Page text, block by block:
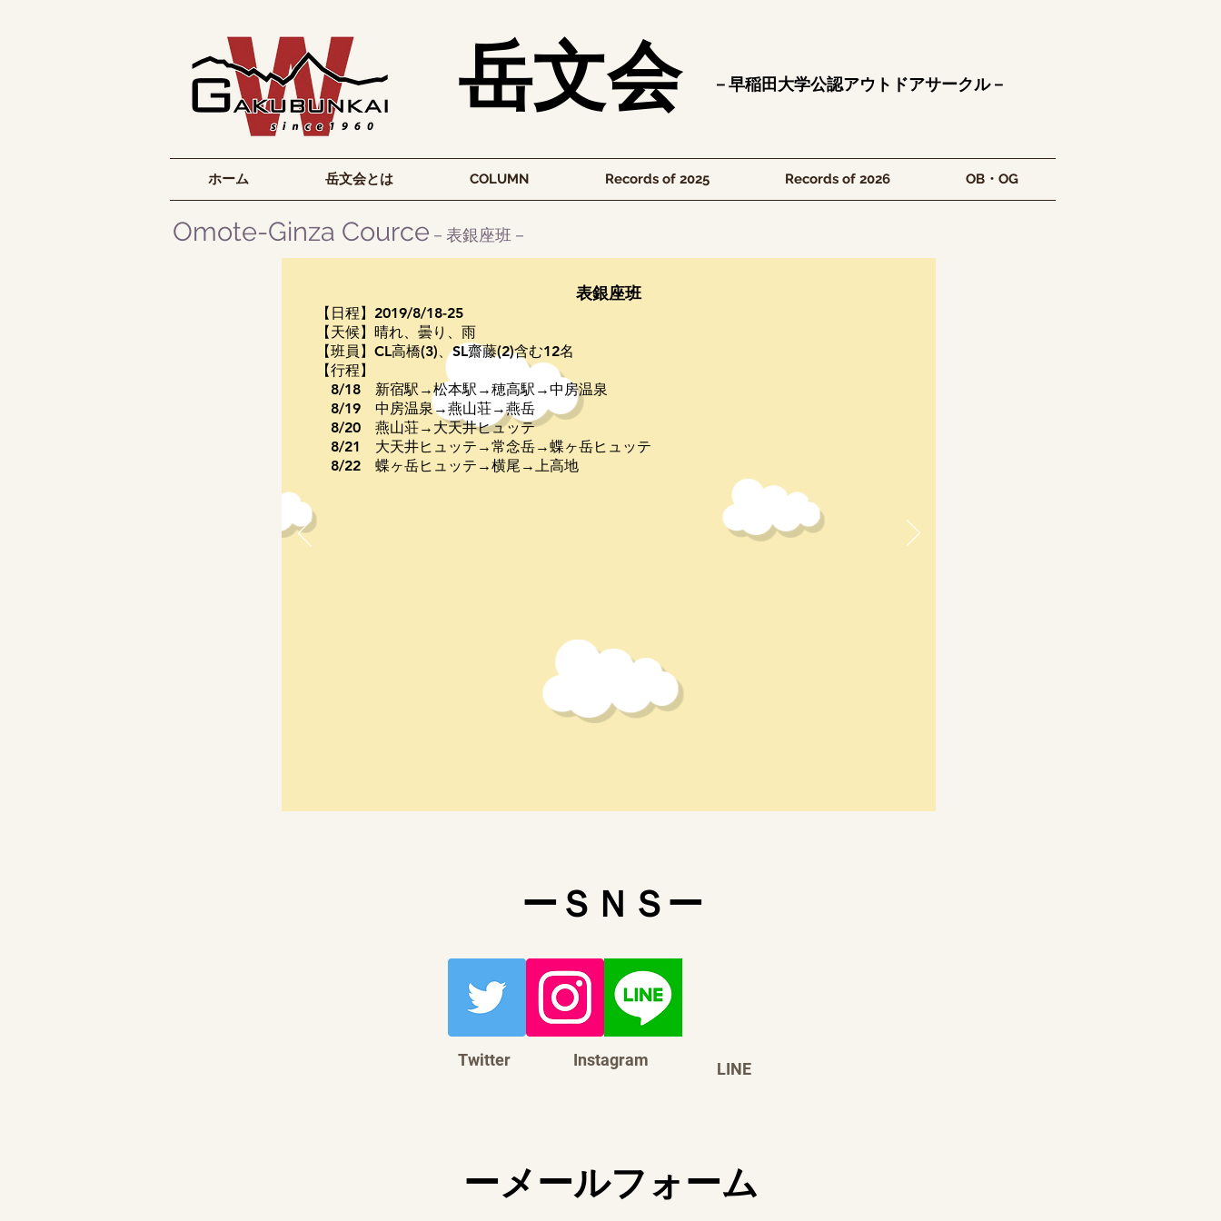
​岳文会 ​－早稲田大学公認アウトドアサークル－
ホーム 岳文会とは COLUMN Records of 2025 Records of 2026 OB・OG
Omote-Ginza Cource －表銀座班－
表銀座班
【日程】 2019/8/18-25
【天候】晴れ、曇り、雨
【班員】 CL高橋(3)、SL齋藤(2)含む12名
​【行程】
8/18
新宿駅→松本駅→穂高駅→中房温泉
8/19 中房温泉→燕山荘→燕岳
8/20 燕山荘→大天井ヒュッテ
8/21 大天井ヒュッテ→常念岳→蝶ヶ岳ヒュッテ
​ 8/22 蝶ヶ岳ヒュッテ→横尾→上高地
​ーＳＮＳー
Twitter Instagram LINE
​ーメールフォーム